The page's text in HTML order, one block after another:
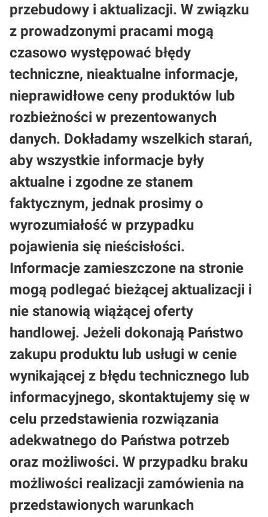
przebudowy i aktualizacji. W związku
z prowadzonymi pracami mogą
czasowo występować błędy
techniczne, nieaktualne informacje,
nieprawidłowe ceny produktów lub
rozbieżności w prezentowanych
danych. Dokładamy wszelkich starań,
aby wszystkie informacje były
aktualne i zgodne ze stanem
faktycznym, jednak prosimy o
wyrozumiałość w przypadku
pojawienia się nieścisłości.
Informacje zamieszczone na stronie
mogą podlegać bieżącej aktualizacji i
nie stanowią wiążącej oferty
handlowej. Jeżeli dokonają Państwo
zakupu produktu lub usługi w cenie
wynikającej z błędu technicznego lub
informacyjnego, skontaktujemy się w
celu przedstawienia rozwiązania
adekwatnego do Państwa potrzeb
oraz możliwości. W przypadku braku
możliwości realizacji zamówienia na
przedstawionych warunkach